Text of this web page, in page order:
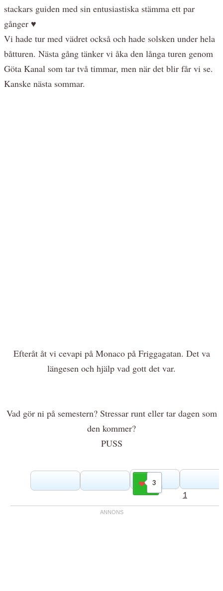
stackars guiden med sin entusiastiska stämma ett par
gånger ♥
Vi hade tur med vädret också och hade solsken under hela
båtturen. Nästa gång tänker vi åka den långa turen genom
Göta Kanal som tar två timmar, men när det blir får vi se.
Kanske nästa sommar.
Efteråt åt vi cevapi på Monaco på Friggagatan. Det va
längesen och hjälp vad gott det var.
Vad gör ni på semestern? Stressar runt eller tar dagen som
den kommer?
PUSS
3
Gilla
1